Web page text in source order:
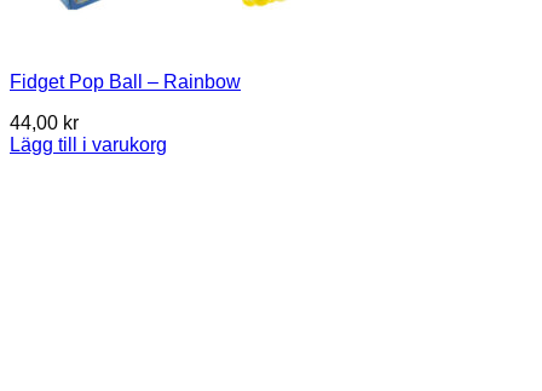
Fidget Pop Ball – Rainbow
44,00 kr
Lägg till i varukorg